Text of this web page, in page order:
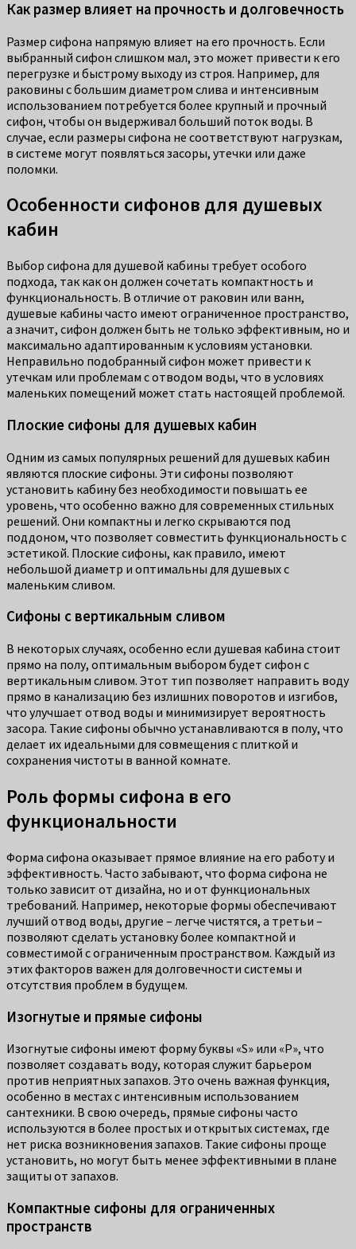
Как размер влияет на прочность и долговечность
Размер сифона напрямую влияет на его прочность. Если
выбранный сифон слишком мал, это может привести к его
перегрузке и быстрому выходу из строя. Например, для
раковины с большим диаметром слива и интенсивным
использованием потребуется более крупный и прочный
сифон, чтобы он выдерживал больший поток воды. В
случае, если размеры сифона не соответствуют нагрузкам,
в системе могут появляться засоры, утечки или даже
поломки.
Особенности сифонов для душевых
кабин
Выбор сифона для душевой кабины требует особого
подхода, так как он должен сочетать компактность и
функциональность. В отличие от раковин или ванн,
душевые кабины часто имеют ограниченное пространство,
а значит, сифон должен быть не только эффективным, но и
максимально адаптированным к условиям установки.
Неправильно подобранный сифон может привести к
утечкам или проблемам с отводом воды, что в условиях
маленьких помещений может стать настоящей проблемой.
Плоские сифоны для душевых кабин
Одним из самых популярных решений для душевых кабин
являются плоские сифоны. Эти сифоны позволяют
установить кабину без необходимости повышать ее
уровень, что особенно важно для современных стильных
решений. Они компактны и легко скрываются под
поддоном, что позволяет совместить функциональность с
эстетикой. Плоские сифоны, как правило, имеют
небольшой диаметр и оптимальны для душевых с
маленьким сливом.
Сифоны с вертикальным сливом
В некоторых случаях, особенно если душевая кабина стоит
прямо на полу, оптимальным выбором будет сифон с
вертикальным сливом. Этот тип позволяет направить воду
прямо в канализацию без излишних поворотов и изгибов,
что улучшает отвод воды и минимизирует вероятность
засора. Такие сифоны обычно устанавливаются в полу, что
делает их идеальными для совмещения с плиткой и
сохранения чистоты в ванной комнате.
Роль формы сифона в его
функциональности
Форма сифона оказывает прямое влияние на его работу и
эффективность. Часто забывают, что форма сифона не
только зависит от дизайна, но и от функциональных
требований. Например, некоторые формы обеспечивают
лучший отвод воды, другие – легче чистятся, а третьи –
позволяют сделать установку более компактной и
совместимой с ограниченным пространством. Каждый из
этих факторов важен для долговечности системы и
отсутствия проблем в будущем.
Изогнутые и прямые сифоны
Изогнутые сифоны имеют форму буквы «S» или «P», что
позволяет создавать воду, которая служит барьером
против неприятных запахов. Это очень важная функция,
особенно в местах с интенсивным использованием
сантехники. В свою очередь, прямые сифоны часто
используются в более простых и открытых системах, где
нет риска возникновения запахов. Такие сифоны проще
установить, но могут быть менее эффективными в плане
защиты от запахов.
Компактные сифоны для ограниченных
пространств